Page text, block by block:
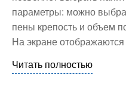
параметры: можно
пены крепость и объем
На экране
Читать полностью